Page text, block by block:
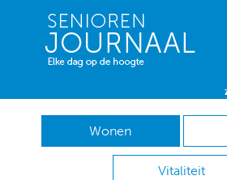
Wonen
Vitaliteit